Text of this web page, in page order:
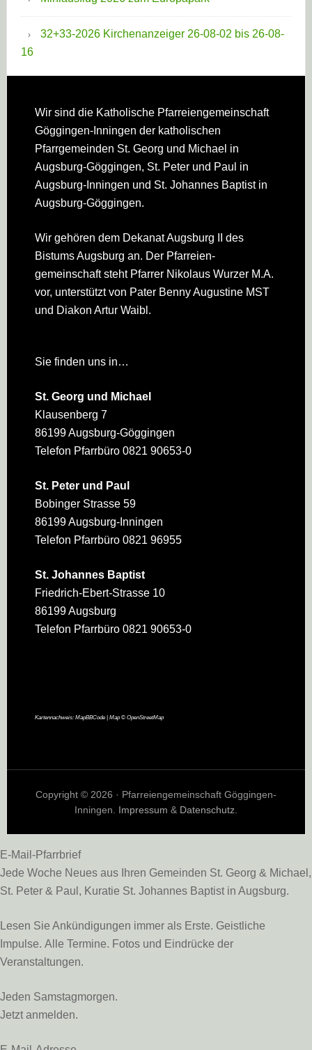
32+33-2026 Kirchenanzeiger 26-08-02 bis 26-08-
16
Footer
Wir sind die Katholische Pfarreien­gemeinschaft
Göggingen-Inningen der katholischen
Pfarrgemeinden St. Georg und Michael in
Augsburg-Göggingen, St. Peter und Paul in
Augsburg-Inningen und St. Johannes Baptist in
Augsburg-Göggingen.
Wir gehören dem Dekanat Augsburg II des
Bistums Augsburg an. Der Pfarreien­
gemeinschaft steht Pfarrer Nikolaus Wurzer M.A.
vor, unterstützt von Pater Benny Augustine MST
und Diakon Artur Waibl.
Sie finden uns in…
St. Georg und Michael
Klausenberg 7
86199 Augsburg-Göggingen
Telefon Pfarrbüro 0821 90653-0
St. Peter und Paul
Bobinger Strasse 59
86199 Augsburg-Inningen
Telefon Pfarrbüro 0821 96955
St. Johannes Baptist
Friedrich-Ebert-Strasse 10
86199 Augsburg
Telefon Pfarrbüro 0821 90653-0
Kartennachweis: MapBBCode| Map © OpenStreetMap
Copyright © 2026 · Pfarreiengemeinschaft Göggingen-
Inningen. Impressum & Datenschutz.
E-Mail-Pfarrbrief
Jede Woche Neues aus Ihren Gemeinden St. Georg & Michael,
St. Peter & Paul, Kuratie St. Johannes Baptist in Augsburg.
Lesen Sie Ankündigungen immer als Erste. Geistliche
Impulse. Alle Termine. Fotos und Eindrücke der
Veranstaltungen.
Jeden Samstagmorgen.
Jetzt anmelden.